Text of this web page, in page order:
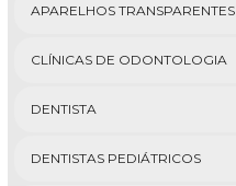
APARELHOS TRANSPARENTES
CLÍNICAS DE ODONTOLOGIA
DENTISTA
DENTISTAS PEDIÁTRICOS